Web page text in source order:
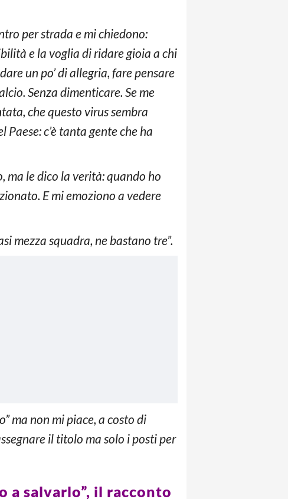
per strada e mi chiedono:
e la voglia di ridare gioia a chi
un po’ di allegria, fare pensare
Senza dimenticare. Se me
che questo virus sembra
c’è tanta gente che ha
ma le dico la verità: quando ho
E mi emoziono a vedere
mezza squadra, ne bastano tre”.
ma non mi piace, a costo di
il titolo ma solo i posti per
a salvarlo”, il racconto